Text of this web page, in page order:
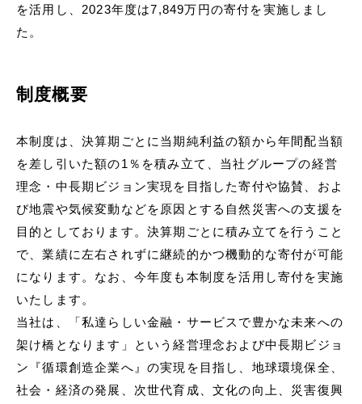
を活⽤し、2023年度は7,849万円の寄付を実施しまし
た。
制度概要
本制度は、決算期ごとに当期純利益の額から年間配当額
を差し引いた額の1％を積み⽴て、当社グループの経営
理念・中⻑期ビジョン実現を⽬指した寄付や協賛、およ
び地震や気候変動などを原因とする⾃然災害への⽀援を
⽬的としております。決算期ごとに積み⽴てを⾏うこと
で、業績に左右されずに継続的かつ機動的な寄付が可能
になります。なお、今年度も本制度を活⽤し寄付を実施
いたします。
当社は、「私達らしい⾦融・サービスで豊かな未来への
架け橋となります」という経営理念および中⻑期ビジョ
ン『循環創造企業へ』の実現を⽬指し、地球環境保全、
社会・経済の発展、次世代育成、⽂化の向上、災害復興